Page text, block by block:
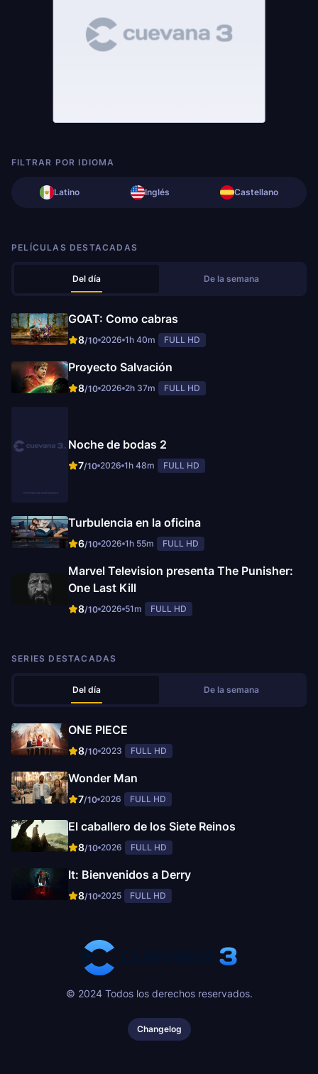
FILTRAR POR IDIOMA
Latino Inglés Castellano
PELÍCULAS DESTACADAS
Del día De la semana
GOAT: Como cabras
8/10 2026 1h 40m FULL HD
Proyecto Salvación
8/10 2026 2h 37m FULL HD
Noche de bodas 2
7/10 2026 1h 48m FULL HD
Turbulencia en la oficina
6/10 2026 1h 55m FULL HD
Marvel Television presenta The Punisher:
One Last Kill
8/10 2026 51m FULL HD
SERIES DESTACADAS
Del día De la semana
ONE PIECE
8/10 2023 FULL HD
Wonder Man
7/10 2026 FULL HD
El caballero de los Siete Reinos
8/10 2026 FULL HD
It: Bienvenidos a Derry
8/10 2025 FULL HD
© 2024 Todos los derechos reservados.
Changelog